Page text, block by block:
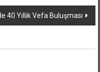
40 Yıllık Vefa Buluşması